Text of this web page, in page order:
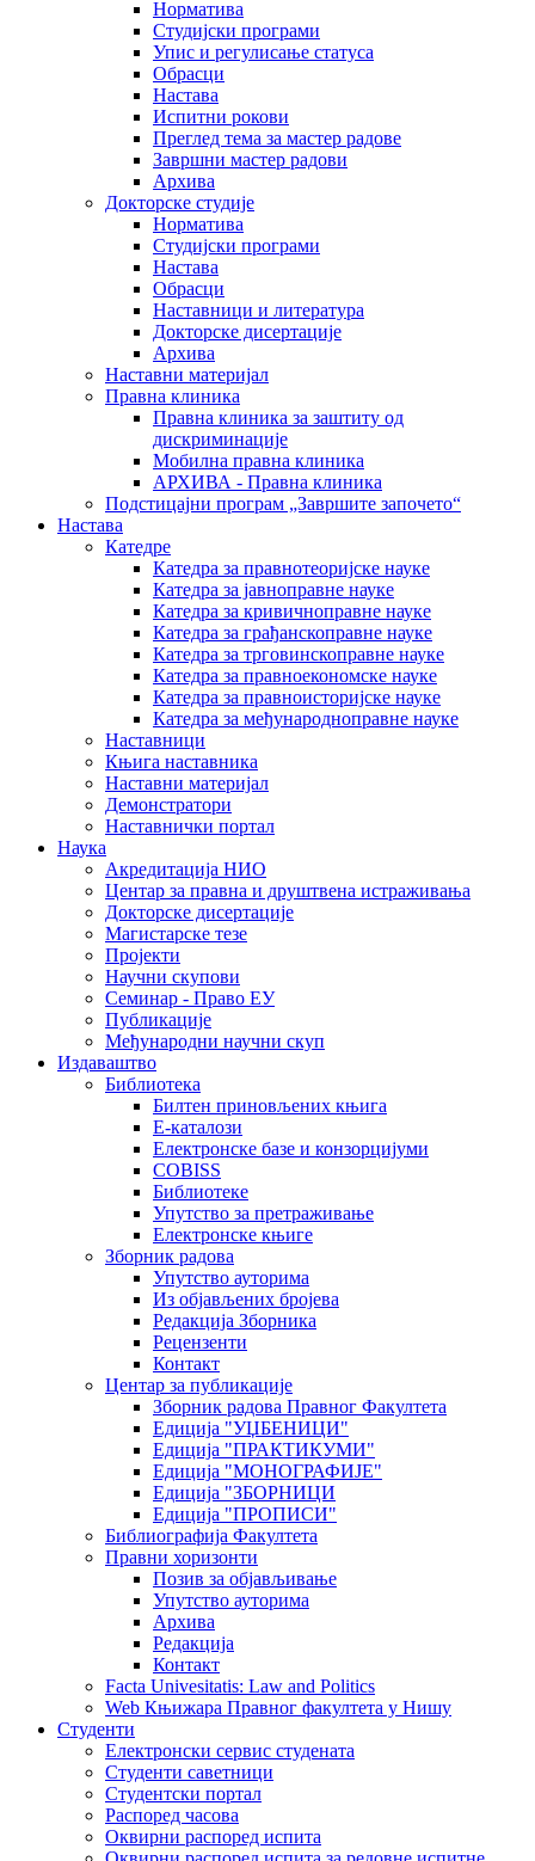
Норматива
Студијски програми
Упис и регулисање статуса
Обрасци
Настава
Испитни рокови
Преглед тема за мастер радове
Завршни мастер радови
Архива
Докторске студије
Норматива
Студијски програми
Настава
Обрасци
Наставници и литература
Докторске дисертације
Архива
Наставни материјал
Правна клиника
Правна клиника за заштиту од
дискриминације
Мобилна правна клиника
АРХИВА - Правна клиника
Подстицајни програм „Завршите започето“
Настава
Катедре
Катедра за правнотеоријске науке
Катедра за јавноправне науке
Катедра за кривичноправне науке
Катедра за грађанскоправне науке
Катедра за трговинскоправне науке
Катедра за правноекономске науке
Катедра за правноисторијске науке
Катедра за међународноправне науке
Наставници
Књига наставника
Наставни материјал
Демонстратори
Наставнички портал
Наука
Акредитација НИО
Центар за правна и друштвена истраживања
Докторске дисертације
Магистарске тезе
Пројекти
Научни скупови
Семинар - Право ЕУ
Публикације
Међународни научни скуп
Издаваштво
Библиотека
Билтен приновљених књига
Е-каталози
Електронске базе и конзорцијуми
COBISS
Библиотеке
Упутство за претраживање
Електронске књиге
Зборник радова
Упутство ауторима
Из објављених бројева
Редакција Зборника
Рецензенти
Контакт
Центар за публикације
Зборник радова Правног Факултета
Едиција "УЏБЕНИЦИ"
Едиција "ПРАКТИКУМИ"
Едиција "МОНОГРАФИЈЕ"
Едиција "ЗБОРНИЦИ
Едиција "ПРОПИСИ"
Библиографија Факултета
Правни хоризонти
Позив за објављивање
Упутство ауторима
Архива
Редакција
Контакт
Facta Univesitatis: Law and Politics
Web Књижара Правног факултета у Нишу
Студенти
Електронски сервис студената
Студенти саветници
Студентски портал
Распоред часова
Оквирни распоред испита